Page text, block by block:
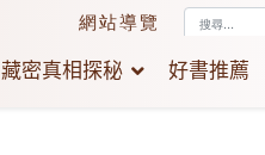
網站導覽
藏密真相探秘 好書推薦